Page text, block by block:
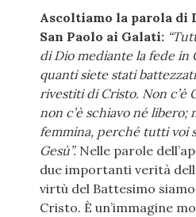
Ascoltiamo la parola di
San Paolo ai Galati:
di Dio mediante la fede in
quanti siete stati
rivestiti di Cristo. Non c’è
non c’è schiavo né libero;
femmina, perché tutti voi
Gesù”. Nelle parole
due importanti verità
virtù del Battesimo
Cristo. È un’immagine